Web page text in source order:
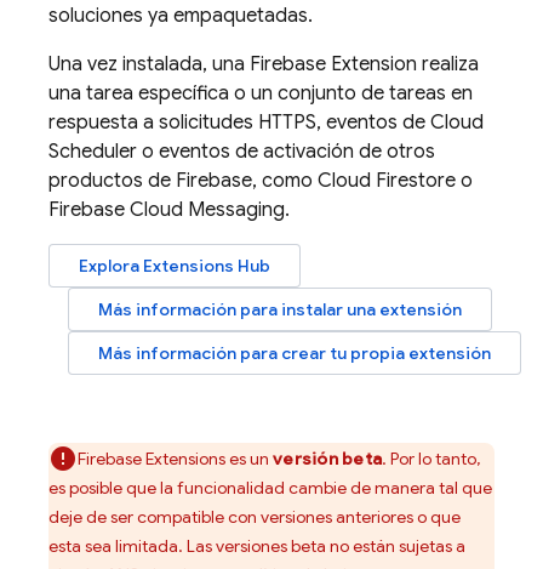
soluciones ya empaquetadas.
Una vez instalada, una Firebase Extension realiza
una tarea específica o un conjunto de tareas en
respuesta a solicitudes HTTPS, eventos de Cloud
Scheduler o eventos de activación de otros
productos de Firebase, como Cloud Firestore o
Firebase Cloud Messaging.
Explora Extensions Hub
Más información para instalar una extensión
Más información para crear tu propia extensión
Firebase Extensionses un versión beta. Por lo tanto,
es posible que la funcionalidad cambie de manera tal que
deje de ser compatible con versiones anteriores o que
esta sea limitada. Las versiones beta no están sujetas a